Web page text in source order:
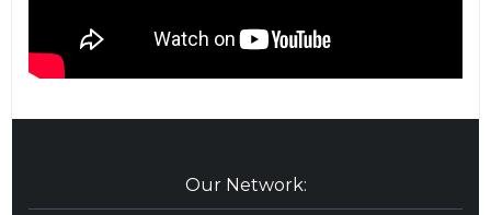
Our Network: